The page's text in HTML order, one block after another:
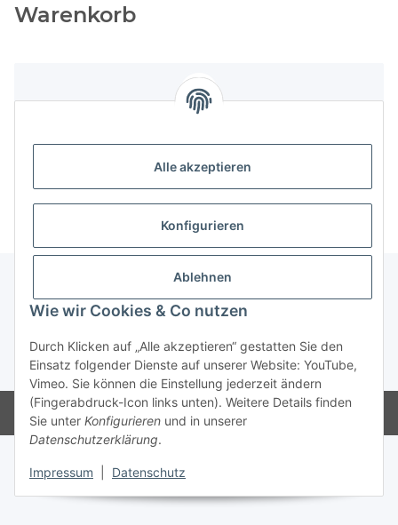
Alle akzeptieren
Konfigurieren
Ablehnen
Wie wir Cookies & Co nutzen
Durch Klicken auf „Alle akzeptieren“ gestatten Sie den
Einsatz folgender Dienste auf unserer Website: YouTube,
Vimeo. Sie können die Einstellung jederzeit ändern
(Fingerabdruck-Icon links unten). Weitere Details finden
Sie unter Konfigurieren und in unserer
Datenschutzerklärung.
Impressum Datenschutz
Warenkorb
Es befinden sich keine Artikel im Warenkorb.
Weiter einkaufen
Über uns
* Alle Preise inkl. gesetzlicher USt., zzgl.Versand
Powered by JTL-Shop